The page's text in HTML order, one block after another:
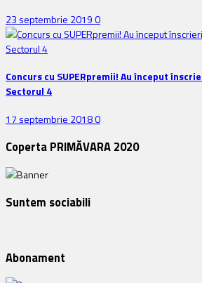
23 septembrie 20190
Concurs cu SUPERpremii! Au început
Sectorul 4
17 septembrie 20180
Coperta PRIMĂVARA 2020
Suntem sociabili
Abonament